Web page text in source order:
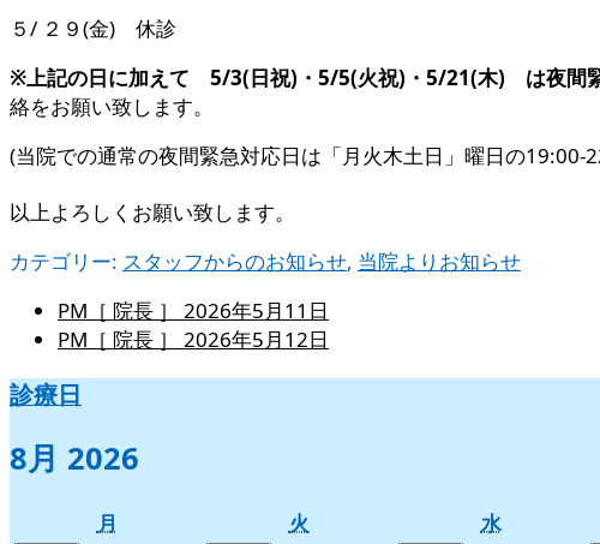
５/ ２９(金) 休診
※上記の日に加えて 5/3(日祝)・5/5(火祝)・5/21(木) は夜間
絡をお願い致します。
(当院での通常の夜間緊急対応日は「月火木土日」曜日の
以上よろしくお願い致します。
カテゴリー: スタッフからのお知らせ, 当院よりお知らせ
PM［ 院長 ］ 2026年5月11日
PM［ 院長 ］ 2026年5月12日
診療日
8月 2026
月 火 水水